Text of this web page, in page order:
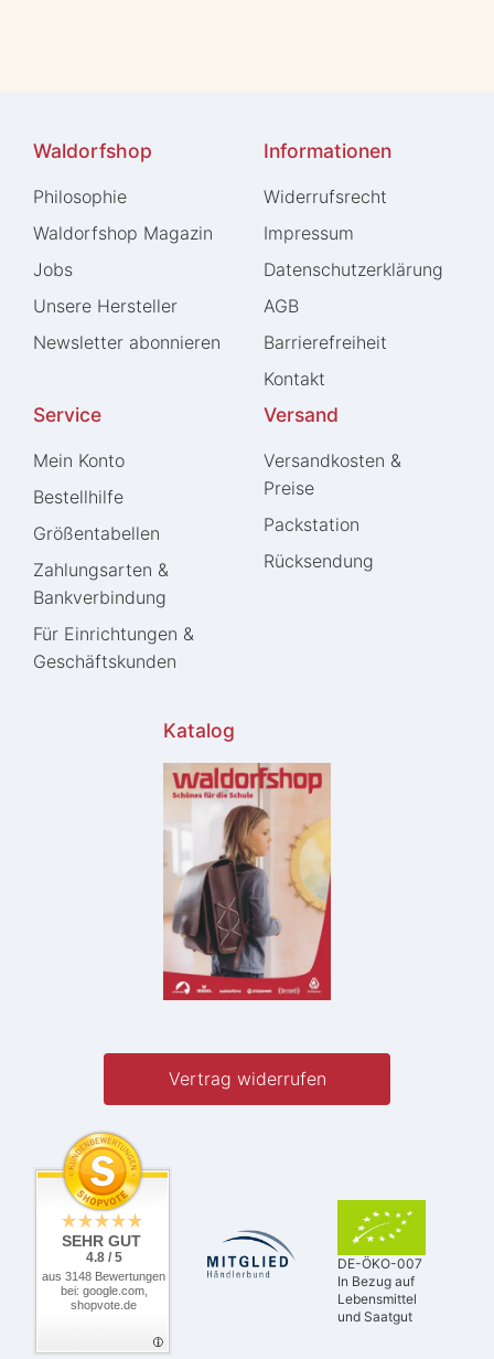
Waldorfshop
Philosophie
Waldorfshop Magazin
Jobs
Unsere Hersteller
Newsletter abonnieren
Informationen
Widerrufs­recht
Impressum
Daten­schutz­erklärung
AGB
Barrierefreiheit
Kontakt
Service
Mein Konto
Bestellhilfe
Größentabellen
Zahlungsarten &
Bankverbindung
Für Einrichtungen &
Geschäftskunden
Versand
Versandkosten &
Preise
Packstation
Rücksendung
Katalog
Vertrag widerrufen
SEHR GUT
4.8 / 5
aus 3148 Bewertungen
bei: google.com,
shopvote.de
DE-ÖKO-007
In Bezug auf
Lebensmittel
und Saatgut